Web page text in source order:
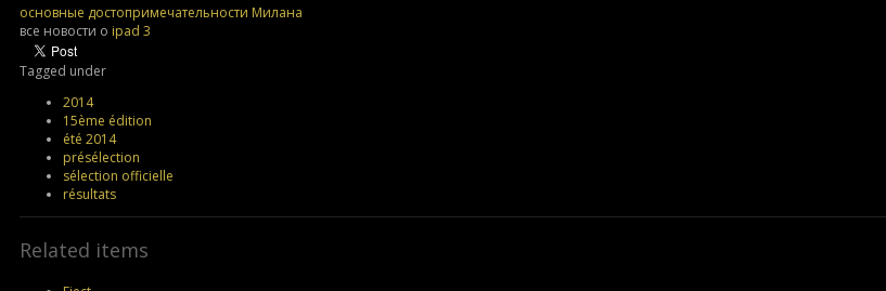
основные достопримечательности Милана
все новости о ipad 3
Tagged under
2014
15ème édition
été 2014
présélection
sélection officielle
résultats
Related items